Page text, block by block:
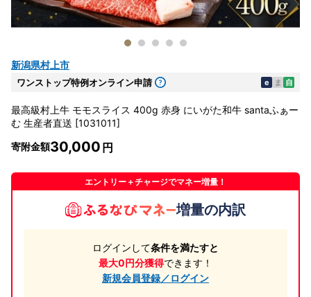
新潟県村上市
ワンストップ特例オンライン申請 e ま 自
最高級村上牛 モモスライス 400g 赤身 にいがた和牛 santaふぁー
む 生産者直送 [1031011]
寄附金額30,000
エントリー＋チャージでマネー増量！
増量の内訳
ログインして条件を満たすと
最大0円分獲得できます！
新規会員登録／ログイン